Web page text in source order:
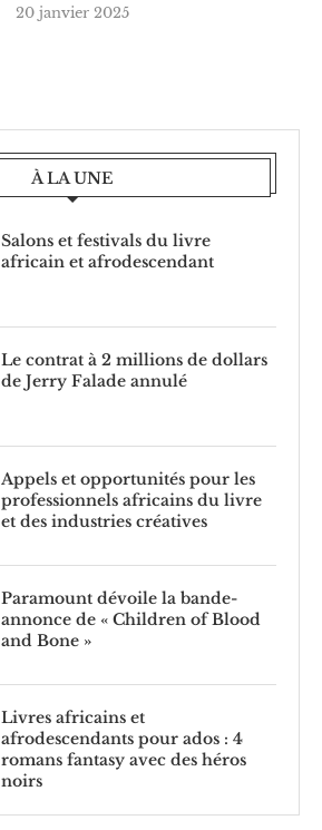
20 janvier 2025
À LA UNE
Salons et festivals du livre
africain et afrodescendant
Le contrat à 2 millions de dollars
de Jerry Falade annulé
Appels et opportunités pour les
professionnels africains du livre
et des industries créatives
Paramount dévoile la bande-
annonce de « Children of Blood
and Bone »
Livres africains et
afrodescendants pour ados : 4
romans fantasy avec des héros
noirs